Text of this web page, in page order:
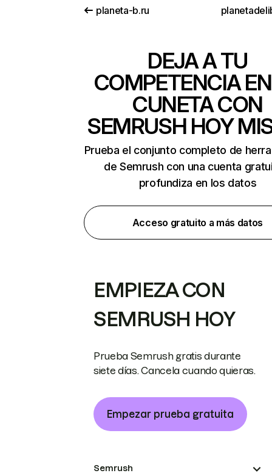
planeta-b.ru
DEJA A TU
COMPETENCIA
CUNETA CON
SEMRUSH HOY
Prueba el conjunto completo de
de Semrush con una cuenta
profundiza en los datos
Acceso gratuito a más datos
EMPIEZA CON
SEMRUSH HOY
Prueba Semrush gratis durante
siete días. Cancela cuando quieras.
Empezar prueba gratuita
Semrush